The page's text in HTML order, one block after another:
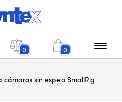
0 0
sin espejo SmallRig